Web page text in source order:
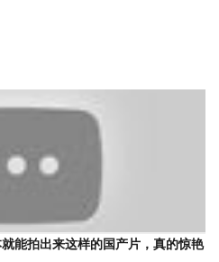
能拍出来这样的国产片，真的惊艳